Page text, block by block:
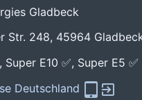
Gladbeck
Str. 248, 45964
Super E10 ✅, Super E5 ✅
Deutschland